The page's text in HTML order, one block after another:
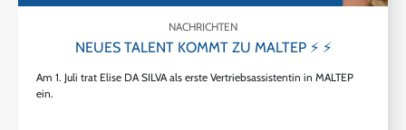
NACHRICHTEN
NEUES TALENT KOMMT ZU MALTEP ⚡ ⚡
Am 1. Juli trat Elise DA SILVA als erste Vertriebsassistentin in MALTEP
ein.